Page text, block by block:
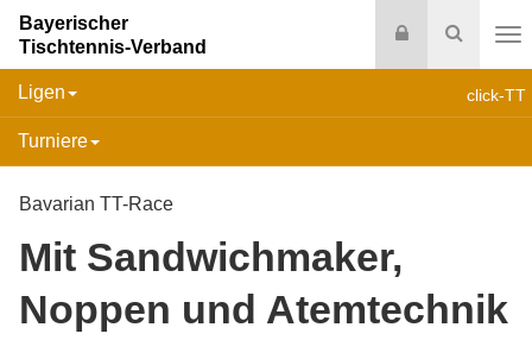
Suche
Login
Bayerischer
Tischtennis-Verband
click-TT
Ligen
Turniere
Bavarian TT-Race
Mit Sandwichmaker,
Noppen und Atemtechnik